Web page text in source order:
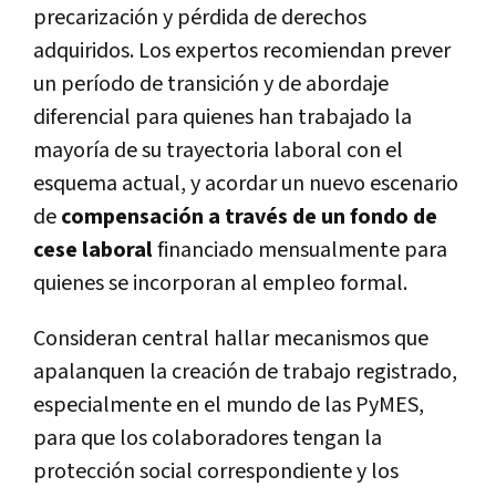
precarización y pérdida de derechos
adquiridos. Los expertos recomiendan prever
un período de transición y de abordaje
diferencial para quienes han trabajado la
mayoría de su trayectoria laboral con el
esquema actual, y acordar un nuevo escenario
decompensación a través de un fondo de
cese laboralfinanciado mensualmente para
quienes se incorporan al empleo formal.
Consideran central hallar mecanismos que
apalanquen la creación de trabajo registrado,
especialmente en el mundo de las PyMES,
para que los colaboradores tengan la
protección social correspondiente y los